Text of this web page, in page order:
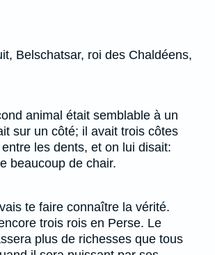
Belschatsar, roi des Chaldéens,
animal était semblable à un
sur un côté; il avait trois côtes
les dents, et on lui disait:
beaucoup de chair.
te faire connaître la vérité.
trois rois en Perse. Le
plus de richesses que tous